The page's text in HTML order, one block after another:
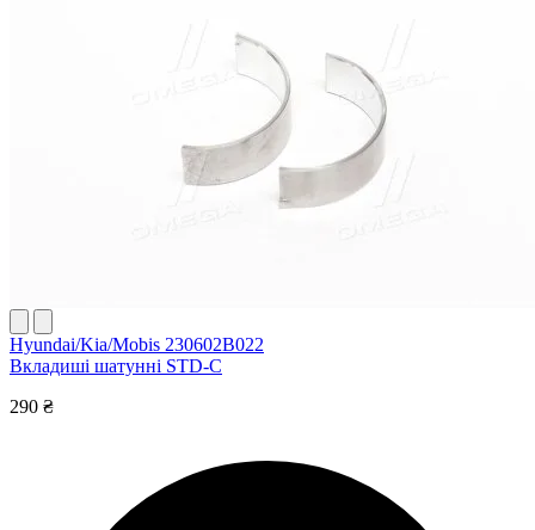
Hyundai/Kia/Mobis 230602B022
Вкладиші шатунні STD-C
290 ₴